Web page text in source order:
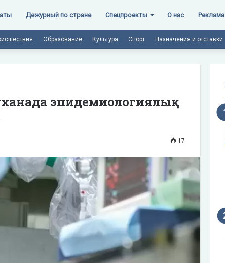
Дежурный по стране Спецпроекты О нас Реклама
Образование Культура Спорт Назначения и отставки
эпидемиологиялық
17